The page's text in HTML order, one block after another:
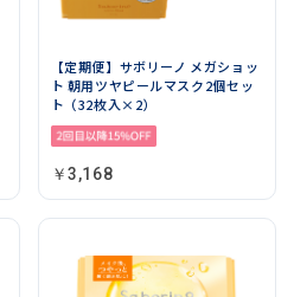
【定期便】サボリーノ メガショッ
ト 朝用ツヤピールマスク2個セッ
ト（32枚入×2）
￥3,168